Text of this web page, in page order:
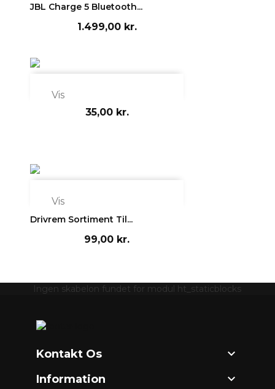
JBL Charge 5 Bluetooth...
1.499,00 kr.
Vis
35,00 kr.
Vis
Drivrem Sortiment Til...
99,00 kr.
Ingen skabelon fundet for modul ht_staticblocks
Kontakt Os 
Information 